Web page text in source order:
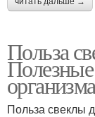
Польза
организма
Польза свеклы